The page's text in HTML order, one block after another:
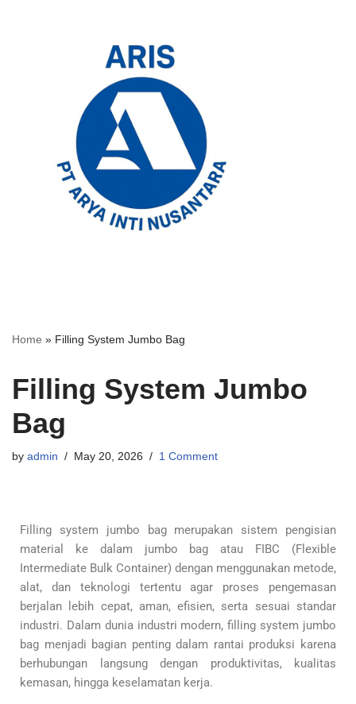
Home » Filling System Jumbo Bag
Filling System Jumbo
Bag
by admin May 20, 2026 1 Comment
Filling system jumbo bag merupakan sistem pengisian
material ke dalam jumbo bag atau FIBC (Flexible
Intermediate Bulk Container) dengan menggunakan metode,
alat, dan teknologi tertentu agar proses pengemasan
berjalan lebih cepat, aman, efisien, serta sesuai standar
industri. Dalam dunia industri modern, filling system jumbo
bag menjadi bagian penting dalam rantai produksi karena
berhubungan langsung dengan produktivitas, kualitas
kemasan, hingga keselamatan kerja.